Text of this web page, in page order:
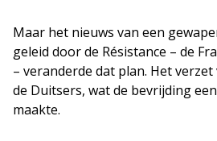
Maar het nieuws van een
geleid door de Résistance – de
– veranderde dat plan. Het
de Duitsers, wat de bevrijding
maakte.